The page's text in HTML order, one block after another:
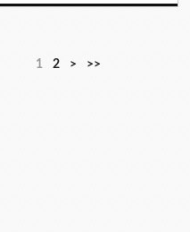
1 2 > >>